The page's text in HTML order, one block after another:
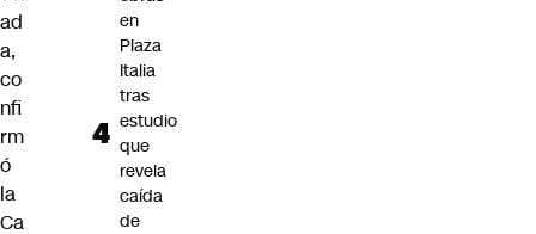
ad
a,
co
nfi
rm
ó
la
Ca
en
Plaza
Italia
tras
estudio
que
revela
caída
de